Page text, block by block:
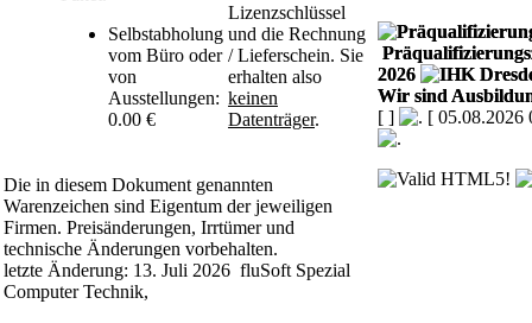
Selbstabholung
vom Büro oder
von
Ausstellungen:
0.00 €
Lizenzschlüssel
und die Rechnung
/ Lieferschein. Sie
erhalten also
keinen
Datenträger.
Die in diesem Dokument genannten
Warenzeichen sind Eigentum der jeweiligen
Firmen. Preisänderungen, Irrtümer und
technische Änderungen vorbehalten.
letzte Änderung: 13. Juli 2026 fluSoft Spezial
Computer Technik,
2026
Wir sind
[ ] [ 05.08.2026